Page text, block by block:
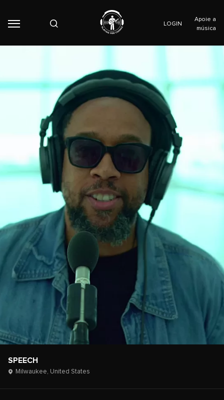
LOGIN
Apoie a
música
SPEECH
Milwaukee, United States